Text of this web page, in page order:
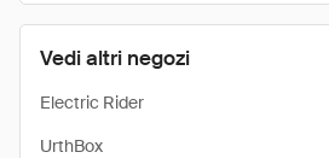
Vedi altri negozi
Electric Rider
UrthBox